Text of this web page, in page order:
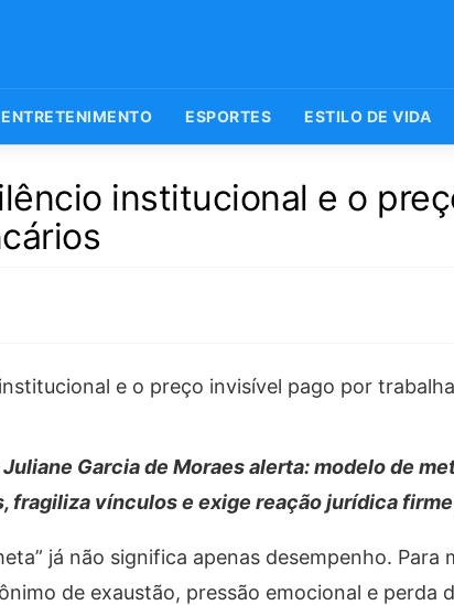
ENTRETENIMENTO ESPORTES ESTILO DE VIDA
institucional e o
Garcia de Moraes alerta: modelo de
fragiliza vínculos e exige reação jurídica
já não significa apenas desempenho.
de exaustão, pressão emocional e perda